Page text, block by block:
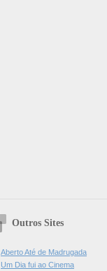
Outros Sites
Aberto Até de Madrugada
Um Dia fui ao Cinema